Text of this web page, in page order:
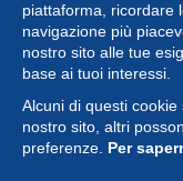
piattaforma, ricordare
navigazione più
nostro sito alle tue
base ai tuoi interessi.
Alcuni di questi
nostro sito, altri
preferenze. Per
Collezione
Novità
Funzione